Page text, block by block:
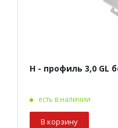
Н - профиль
есть в наличии
В корзину